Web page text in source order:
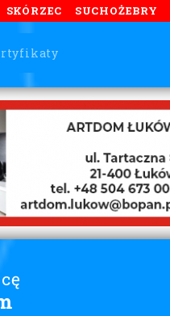
SKÓRZEC SUCHOŻEBRY